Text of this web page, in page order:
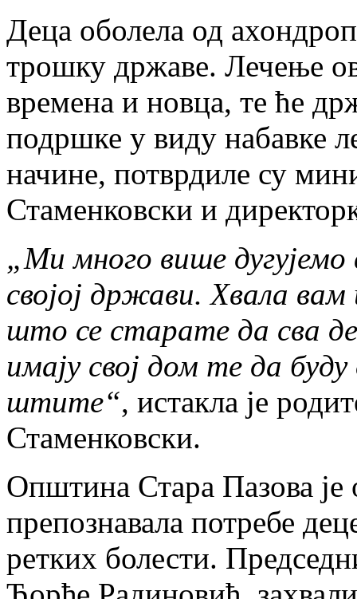
Деца оболела од
трошку државе. Лечење
времена и новца, те ће
подршке у виду набавке
начине, потврдиле су
Стаменковски и
„Ми много више
својој држави. Хвала
што се старате да сва
имају свој дом те да
штите“, истакла је
Стаменковски.
Општина Стара Пазова је
препознавала потребе
ретких болести.